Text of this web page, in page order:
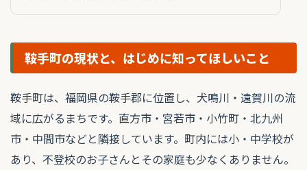
鞍手町の現状と、はじめに知ってほしいこと
鞍手町は、福岡県の鞍手郡に位置し、犬鳴川・遠賀川の流
域に広がるまちです。直方市・宮若市・小竹町・北九州
市・中間市などと隣接しています。町内には小・中学校が
あり、不登校のお子さんとその家庭も少なくありません。